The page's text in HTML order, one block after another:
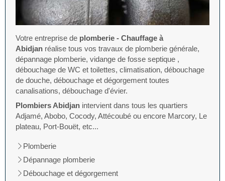
Votre entreprise de plomberie - Chauffage à
Abidjan réalise tous vos travaux de plomberie générale,
dépannage plomberie, vidange de fosse septique ,
débouchage de WC et toilettes, climatisation, débouchage
de douche, débouchage et dégorgement toutes
canalisations, débouchage d'évier.
Plombiers Abidjan intervient dans tous les quartiers
Adjamé, Abobo, Cocody, Attécoubé ou encore Marcory, Le
plateau, Port-Bouët, etc...
Plomberie
Dépannage plomberie
Débouchage et dégorgement